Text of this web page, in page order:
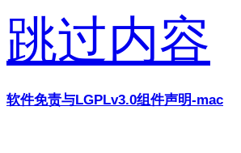
跳过内容
软件免责与LGPLv3.0组件声明-mac